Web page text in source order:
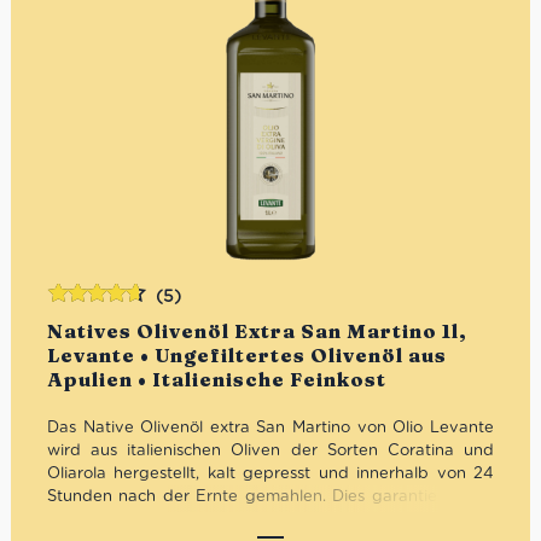
Natives Olivenöl Extra San Martino 1l,
Levante • Ungefiltertes Olivenöl aus
Apulien • Italienische Feinkost
(5)
Das Native Olivenöl extra San Martino von Olio Levante
wird aus italienischen Oliven der Sorten Coratina und
Oliarola hergestellt, kalt gepresst und innerhalb von 24
Stunden nach der Ernte gemahlen. Dies garantiert, dass
mit4.60
von 5